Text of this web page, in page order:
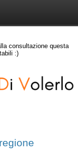
consultazione questa
:)